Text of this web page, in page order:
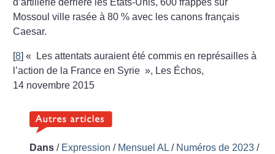
d’artillerie derrière les États-Unis, 600 frappes sur
Mossoul ville rasée à 80 % avec les canons français
Caesar.
[8]«
Les attentats auraient été commis en représailles à
l’action de la France en Syrie », Les Échos,
14 novembre 2015
Dans / Expression / Mensuel AL/ Numéros de 2023 /